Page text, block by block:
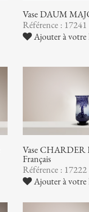
Vase DAUM
Référence : 17241
Ajouter à votre
Vase CHARDER
Français
Référence : 17222
Ajouter à votre